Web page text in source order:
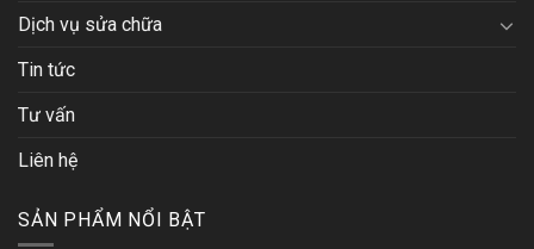
Dịch vụ sửa chữa
Tin tức
Tư vấn
Liên hệ
SẢN PHẨM NỔI BẬT